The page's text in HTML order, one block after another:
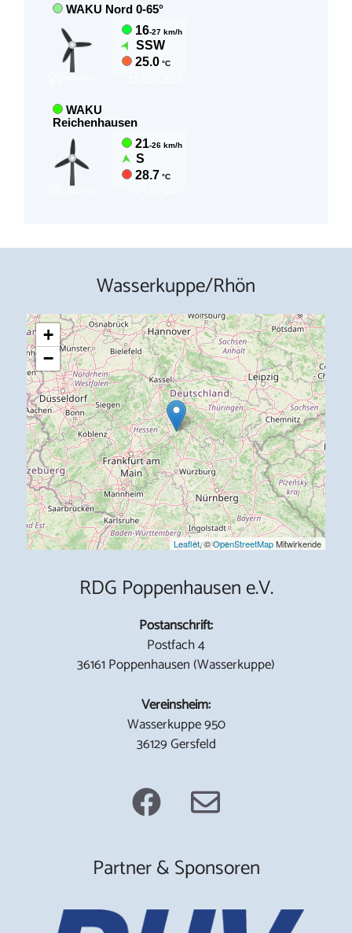
Wasserkuppe/Rhön
+
−
Leaflet, ©OpenStreetMapMitwirkende
RDG Poppenhausen e.V.
Postanschrift:
Postfach 4
36161 Poppenhausen (Wasserkuppe)
Vereinsheim:
Wasserkuppe 950
36129 Gersfeld
Partner & Sponsoren